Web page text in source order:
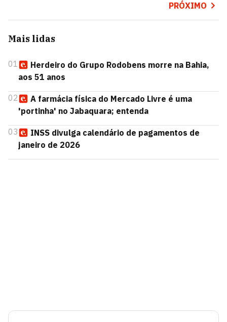
PRÓXIMO
Mais lidas
01
Herdeiro do Grupo Rodobens morre na Bahia,
aos 51 anos
02
A farmácia física do Mercado Livre é uma
'portinha' no Jabaquara; entenda
03
INSS divulga calendário de pagamentos de
janeiro de 2026